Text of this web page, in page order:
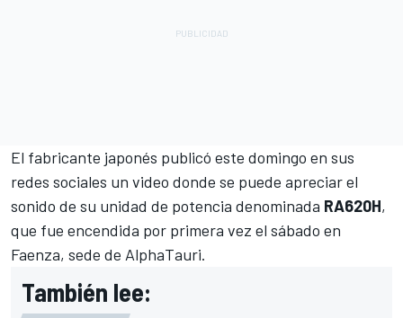
El fabricante japonés publicó este domingo en sus
redes sociales un video donde se puede apreciar el
sonido de su unidad de potencia denominada RA620H,
que fue encendida por primera vez el sábado en
Faenza, sede de AlphaTauri.
También lee: